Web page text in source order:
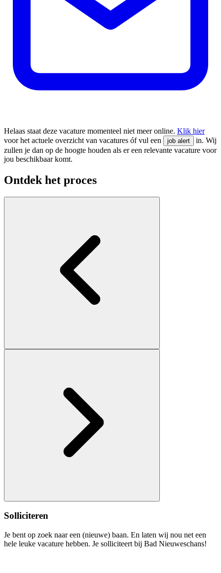
Helaas staat deze vacature momenteel niet meer online. Klik hier
voor het actuele overzicht van vacatures óf vul een
job alert
in. Wij
zullen je dan op de hoogte houden als er een relevante vacature voor
jou beschikbaar komt.
Ontdek het proces
Solliciteren
Je bent op zoek naar een (nieuwe) baan. En laten wij nou net een
hele leuke vacature hebben. Je solliciteert bij Bad Nieuweschans!